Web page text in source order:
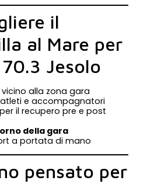
il
al Mare per
70.3 Jesolo
alla zona gara
e accompagnatori
il recupero pre e post
della gara
a portata di mano
pensato per